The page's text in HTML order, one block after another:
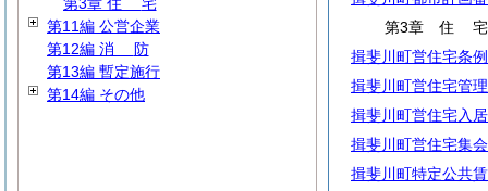
第3章 住宅
揖斐川町営住宅条例
揖斐川町営住宅管
揖斐川町営住宅入
揖斐川町営住宅集
揖斐川町特定公共
第11編 公営企業
第12編 消 防
第13編 暫定施行
第14編 その他